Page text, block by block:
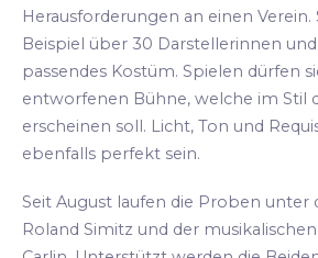
Herausforderungen an einen
Beispiel über 30 Darstellerinnen
passendes Kostüm. Spielen dürfen
entworfenen Bühne, welche im Stil
erscheinen soll. Licht, Ton und
ebenfalls perfekt sein.
Seit August laufen die Proben unter
Roland Simitz und der